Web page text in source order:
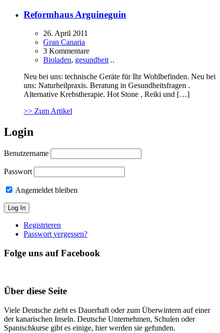
Reformhaus Arguineguin
26. April 2011
Gran Canaria
3 Kommentare
Bioladen, gesundheit..
Neu bei uns: technische Geräte für Ihr Wohlbefinden. Neu bei
uns: Naturheilpraxis. Beratung in Gesundheitsfragen .
Alternative Krebstherapie. Hot Stone , Reiki und […]
>> Zum Artikel
Login
Benutzername
Passwort
Angemeldet bleiben
Registrieren
Passwort vergessen?
Folge uns auf Facebook
Über diese Seite
Viele Deutsche zieht es Dauerhaft oder zum Überwintern auf einer
der kanarischen Inseln. Deutsche Unternehmen, Schulen oder
Spanischkurse gibt es einige, hier werden sie gefunden.